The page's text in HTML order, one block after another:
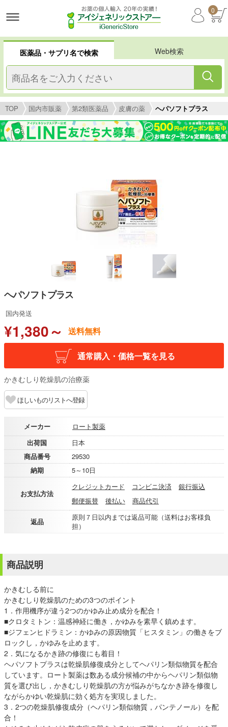
0
医薬品・サプリ名で検索 Web検索
TOP 国内市販薬 第2類医薬品 皮膚の薬 ヘパソフトプラス
ヘパソフトプラス
国内発送
¥1,380～ 送料無料
通常購入・価格一覧を見る
かきむしり乾燥肌の治療薬
ほしいものリストへ登録
メーカー
ロート製薬
出荷国
日本
商品番号
29530
納期
5～10日
お支払方法
クレジットカード コンビニ決済
銀行振込
郵便振替
後払い 商品代引
返品
原則７日以内までは返品可能（送料はお客様負
担）
商品説明
かきむしる前に
かきむしり乾燥肌のための3つのポイント
1．作用機序が違う2つのかゆみ止め成分を配合！
■クロタミトン：温感神経に働き，かゆみを素早く鎮めます。
■ジフェンヒドラミン：かゆみの原因物質「ヒスタミン」の働きをブ
ロックし，かゆみを止めます。
2．気になるかき跡の修復にも着目！
ヘパソフトプラスは乾燥肌修復成分としてヘパリン類似物質を配合
しています。ロート製薬は数ある成分候補の中からヘパリン類似物
質を選び出し，かきむしり乾燥肌の方が悩みがちなかき跡を修復し
ながらかゆい乾燥肌に効く処方を実現しました。
3．2つの乾燥肌修復成分（ヘパリン類似物質，パンテノール）を配
合！